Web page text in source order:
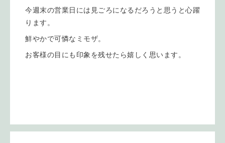
今週末の営業日には見ごろになるだろうと思うと心躍
ります。
鮮やかで可憐なミモザ。
お客様の目にも印象を残せたら嬉しく思います。